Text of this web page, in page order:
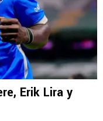
Erik Lira y